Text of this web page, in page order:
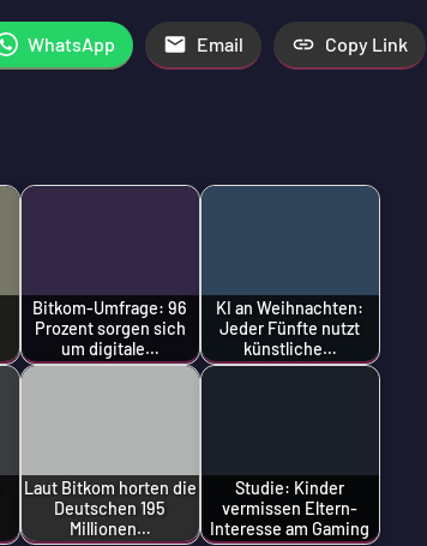
WhatsApp Email Copy Link
Bitkom-Umfrage: 96
Prozent sorgen sich
um digitale…
KI an Weihnachten:
Jeder Fünfte nutzt
künstliche…
Laut Bitkom horten die
Deutschen 195
Millionen…
Studie: Kinder
vermissen Eltern-
Interesse am Gaming